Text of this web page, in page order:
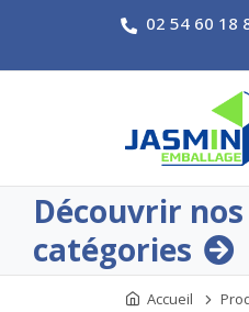
02 54 60 18
Découvrir nos
catégories
Accueil